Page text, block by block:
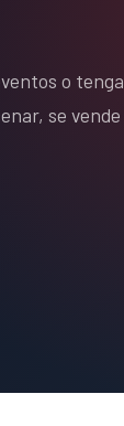
o tenga
se vende